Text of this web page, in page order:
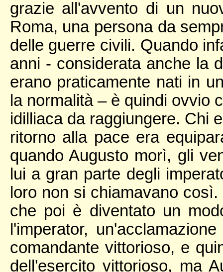
grazie all'avvento di un
Roma, una persona da
delle guerre civili. Quando
anni - considerata anche la
erano praticamente nati in
la normalità – è quindi ovvio
idilliaca da raggiungere. Chi
ritorno alla pace era
quando Augusto morì, gli
lui a gran parte degli
loro non si chiamavano
che poi è diventato un
l'imperator,
comandante vittorioso, e
dell'esercito vittorioso, ma